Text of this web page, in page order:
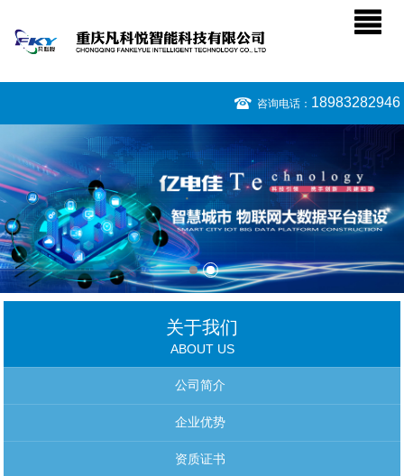
咨询电话： 18983282946
关于我们
ABOUT US
公司简介
企业优势
资质证书